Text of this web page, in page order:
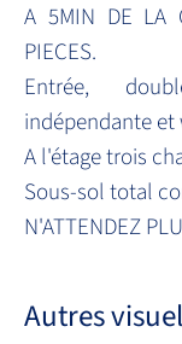
A 5MIN DE LA
PIECES.
Entrée,
indépendante et
A l'étage trois
Sous-sol total
N'ATTENDEZ
Autres